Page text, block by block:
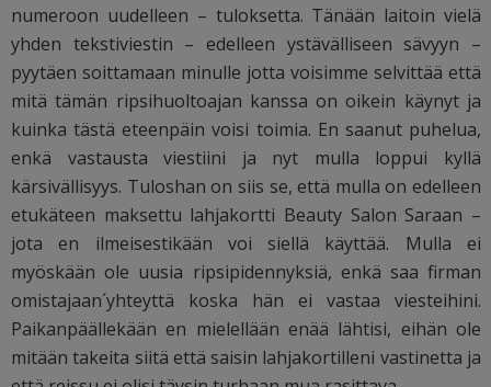
numeroon uudelleen – tuloksetta. Tänään laitoin vielä
yhden tekstiviestin – edelleen ystävälliseen sävyyn –
pyytäen soittamaan minulle jotta voisimme selvittää että
mitä tämän ripsihuoltoajan kanssa on oikein käynyt ja
kuinka tästä eteenpäin voisi toimia. En saanut puhelua,
enkä vastausta viestiini ja nyt mulla loppui kyllä
kärsivällisyys. Tuloshan on siis se, että mulla on edelleen
etukäteen maksettu lahjakortti Beauty Salon Saraan –
jota en ilmeisestikään voi siellä käyttää. Mulla ei
myöskään ole uusia ripsipidennyksiä, enkä saa firman
omistajaan´yhteyttä koska hän ei vastaa viesteihini.
Paikanpäällekään en mielellään enää lähtisi, eihän ole
mitään takeita siitä että saisin lahjakortilleni vastinetta ja